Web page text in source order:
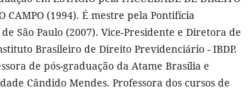
CAMPO (1994). É mestre pela Pontifícia
São Paulo (2007). Vice-Presidente e Diretora de
Brasileiro de Direito Previdenciário - IBDP.
de pós-graduação da Atame Brasília e
Cândido Mendes. Professora dos cursos de